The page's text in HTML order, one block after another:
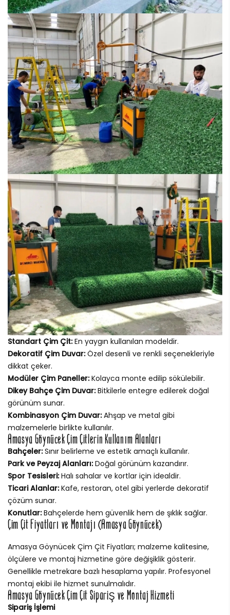
Standart Çim Çit:En yaygın kullanılan modeldir.
Dekoratif Çim Duvar:Özel desenli ve renkli seçenekleriyle
dikkat çeker.
Modüler Çim Paneller:Kolayca monte edilip sökülebilir.
Dikey Bahçe Çim Duvar:Bitkilerle entegre edilerek doğal
görünüm sunar.
Kombinasyon Çim Duvar:Ahşap ve metal gibi
malzemelerle birlikte kullanılır.
Amasya Göynücek Çim Çitlerin Kullanım Alanları
Bahçeler:Sınır belirleme ve estetik amaçlı kullanılır.
Park ve Peyzaj Alanları:Doğal görünüm kazandırır.
Spor Tesisleri:Halı sahalar ve kortlar için idealdir.
Ticari Alanlar:Kafe, restoran, otel gibi yerlerde dekoratif
çözüm sunar.
Konutlar:Bahçelerde hem güvenlik hem de şıklık sağlar.
Çim Çit Fiyatları ve Montajı (Amasya Göynücek)
Amasya Göynücek Çim Çit Fiyatları; malzeme kalitesine,
ölçülere ve montaj hizmetine göre değişiklik gösterir.
Genellikle metrekare bazlı hesaplama yapılır. Profesyonel
montaj ekibi ile hizmet sunulmalıdır.
Amasya Göynücek Çim Çit Sipariş ve Montaj Hizmeti
Sipariş İşlemi